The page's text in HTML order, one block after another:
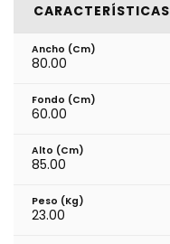
CARACTERÍSTICAS
Ancho (cm)
80.00
Fondo (cm)
60.00
Alto (cm)
85.00
Peso (kg)
23.00